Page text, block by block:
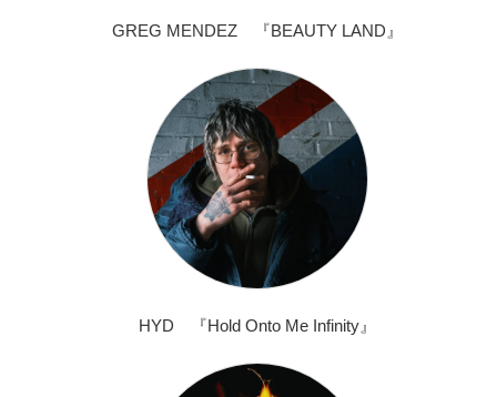
GREG MENDEZ 『BEAUTY LAND』
HYD 『Hold Onto Me Infinity』